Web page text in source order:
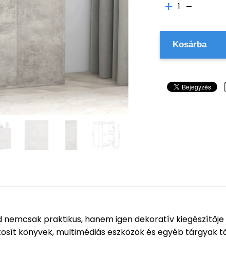
1
Kosárba
nemcsak praktikus, hanem igen dekoratív
könyvek, multimédiás eszközök és egyéb tárgyak